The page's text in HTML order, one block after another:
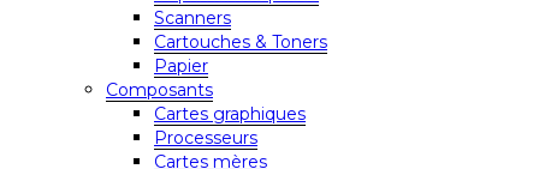
Scanners
Cartouches & Toners
Papier
Composants
Cartes graphiques
Processeurs
Cartes mères